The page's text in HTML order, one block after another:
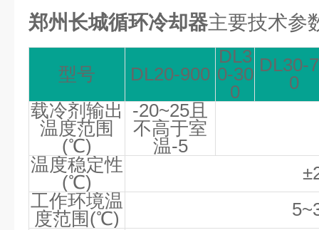
郑州长城循环冷却器主要技术参
型号 DL20-900
DL3
0-30
0
DL30-
0
载冷剂输出
温度范围
(℃)
-20~25 且
不高于室
温-5
温度稳定性
(℃) ±
工作环境温
度范围(℃)